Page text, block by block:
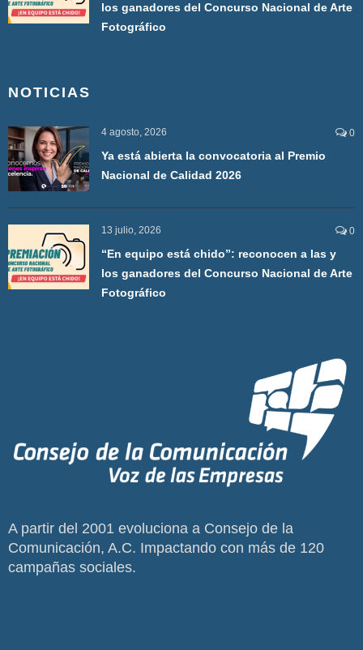
los ganadores del Concurso Nacional de Arte
Fotográfico
NOTICIAS
4 agosto, 2026 0
Ya está abierta la convocatoria al Premio
Nacional de Calidad 2026
13 julio, 2026 0
“En equipo está chido”: reconocen a las y
los ganadores del Concurso Nacional de Arte
Fotográfico
A partir del 2001 evoluciona a Consejo de la
Comunicación, A.C. Impactando con más de 120
campañas sociales.